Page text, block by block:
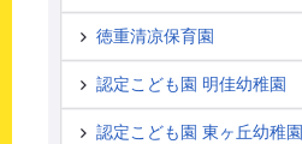
徳重清凉保育園
認定こども園 明佳幼稚園
認定こども園 東ヶ丘幼稚園